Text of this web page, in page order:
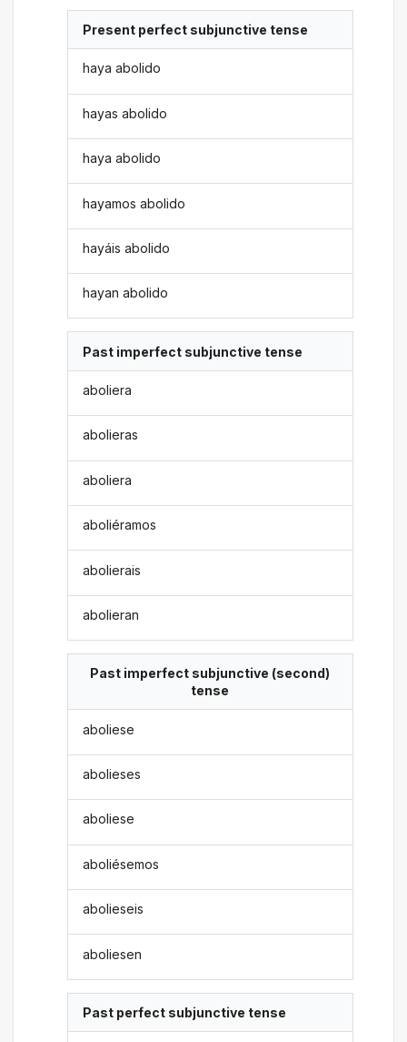
Present perfect subjunctive tense
haya abolido
hayas abolido
haya abolido
hayamos abolido
hayáis abolido
hayan abolido
Past imperfect subjunctive tense
aboliera
abolieras
aboliera
aboliéramos
abolierais
abolieran
Past imperfect subjunctive (second)
tense
aboliese
abolieses
aboliese
aboliésemos
abolieseis
aboliesen
Past perfect subjunctive tense